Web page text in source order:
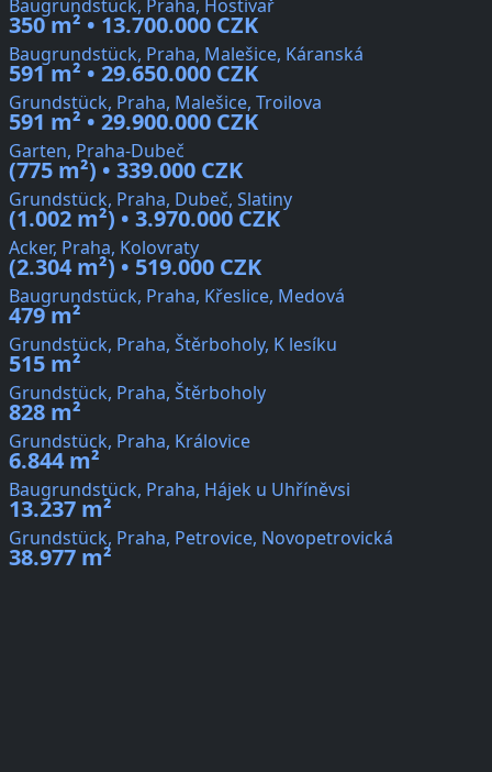
Baugrundstück, Praha, Hostivař
350 m² • 13.700.000 CZK
Baugrundstück, Praha, Malešice, Káranská
591 m² • 29.650.000 CZK
Grundstück, Praha, Malešice, Troilova
591 m² • 29.900.000 CZK
Garten, Praha-Dubeč
(775 m²) • 339.000 CZK
Grundstück, Praha, Dubeč, Slatiny
(1.002 m²) • 3.970.000 CZK
Acker, Praha, Kolovraty
(2.304 m²) • 519.000 CZK
Baugrundstück, Praha, Křeslice, Medová
479 m²
Grundstück, Praha, Štěrboholy, K lesíku
515 m²
Grundstück, Praha, Štěrboholy
828 m²
Grundstück, Praha, Královice
6.844 m²
Baugrundstück, Praha, Hájek u Uhříněvsi
13.237 m²
Grundstück, Praha, Petrovice, Novopetrovická
38.977 m²